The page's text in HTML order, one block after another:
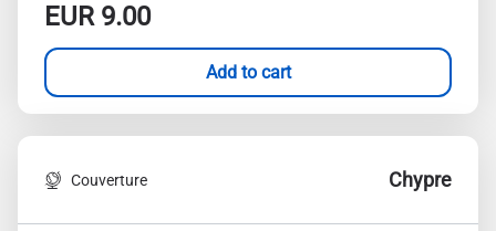
EUR9.00
Add to cart
Couverture Chypre